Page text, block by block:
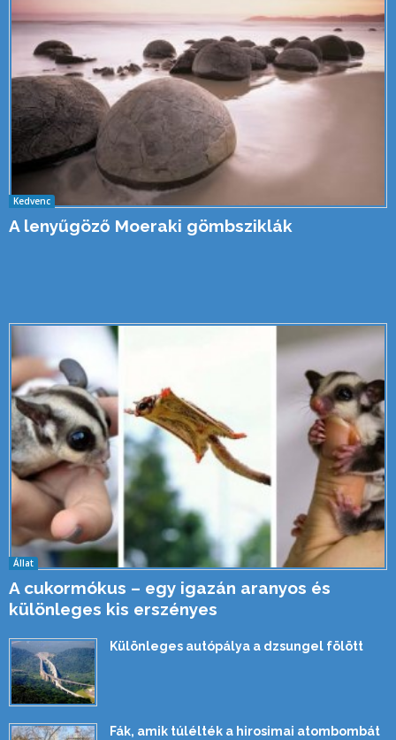
Kedvenc
A lenyűgöző Moeraki gömbsziklák
Állat
A cukormókus – egy igazán aranyos és
különleges kis erszényes
Különleges autópálya a dzsungel fölött
Fák, amik túlélték a hirosimai atombombát